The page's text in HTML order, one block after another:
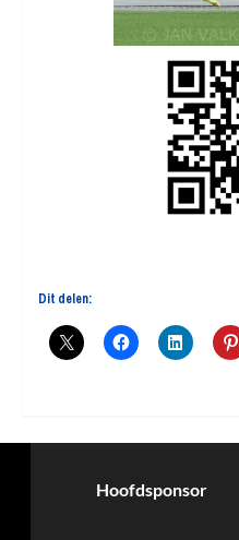
Dit delen:
Hoofdsponsor